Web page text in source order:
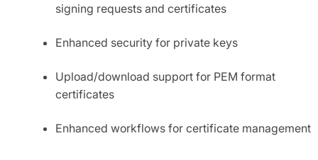
signing requests and certificates
Enhanced security for private keys
Upload/download support for PEM format
certificates
Enhanced workflows for certificate management